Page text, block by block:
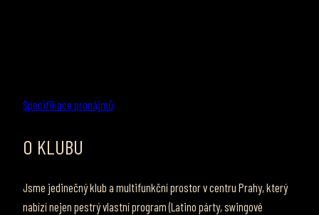
Specifikace pronájmů
O KLUBU
Jsme jedinečný klub a multifunkční prostor v centru Prahy, který
nabízí nejen pestrý vlastní program (Latino párty, swingové